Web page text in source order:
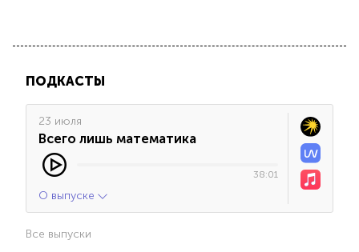
ПОДКАСТЫ
23 июля
Всего лишь математика
38:01
О выпуске
Все выпуски